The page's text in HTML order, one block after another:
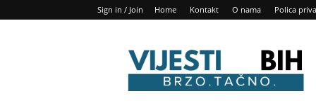
Sign in / Join Home Kontakt O nama Polica
BIH